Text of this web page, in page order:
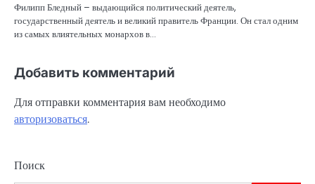
Филипп Бледный – выдающийся политический деятель,
государственный деятель и великий правитель Франции. Он стал одним
из самых влиятельных монархов в…
Добавить комментарий
Для отправки комментария вам необходимо
авторизоваться.
Поиск